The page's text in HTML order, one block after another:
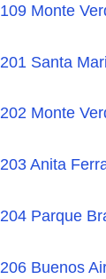
109 Monte
201 Santa
202 Monte
203 Anita
204 Parque
206 Buenos